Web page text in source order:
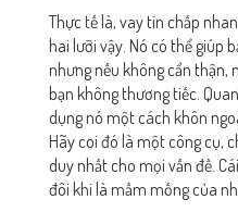
Thực tế là, vay tín chấp
hai lưỡi vậy. Nó có thể giúp
nhưng nếu không cẩn thận,
bạn không thương tiếc.
dụng nó một cách khôn
Hãy coi đó là một công cụ,
duy nhất cho mọi vấn đề.
đôi khi là mầm mống của